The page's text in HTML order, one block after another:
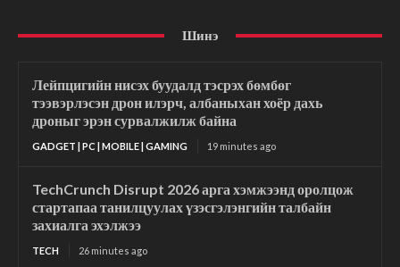
Шинэ
Лейпцигийн нисэх буудалд тэсрэх бөмбөг
тээвэрлэсэн дрон илэрч, албаныхан хоёр дахь
дроныг эрэн сурвалжилж байна
GADGET | PC | MOBILE | GAMING 19 minutes ago
TechCrunch Disrupt 2026 арга хэмжээнд оролцож
стартапаа танилцуулах үзэсгэлэнгийн талбайн
захиалга эхэлжээ
TECH 26 minutes ago